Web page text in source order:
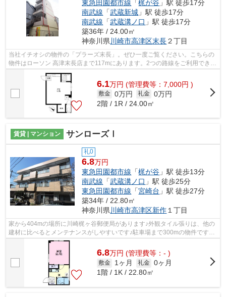
東急田園都市線 「梶が谷 」駅 徒歩17分
南武線 「武蔵新城 」駅 徒歩17分
南武線 「武蔵溝ノ口 」駅 徒歩17分
築36年 / 24.00㎡
神奈川県 川崎市高津区末長２丁目
当社イチオシの物件の「プラーズ末長」。ぜひ一度ご覧ください。こちらの
物件はローソン 高津末長店まで117mにあります。2つの路線をご利用できる
場所にあり、アクセスはとても便利で...
6.1万円 (管理費等：7,000円 )
敷金 0万円 礼金 0万円
2階 / 1R / 24.00㎡
賃貸 | マンション サンローズⅠ
礼0
6.8万円
東急田園都市線 「梶が谷 」駅 徒歩13分
南武線 「武蔵溝ノ口 」駅 徒歩25分
東急田園都市線 「宮崎台 」駅 徒歩27分
築34年 / 22.80㎡
神奈川県 川崎市高津区新作 １丁目
家から404mの場所に川崎梶ヶ谷郵便局があります♪外観タイル張りは、他の
建材に比べるとメンテナンスがしやすいです♪駐車場まで300mの物件です♪2
沿線を利用でき、利便性が高い物件です♪...
6.8万円 (管理費等：- )
敷金 1ヶ月 礼金 0ヶ月
1階 / 1K / 22.80㎡